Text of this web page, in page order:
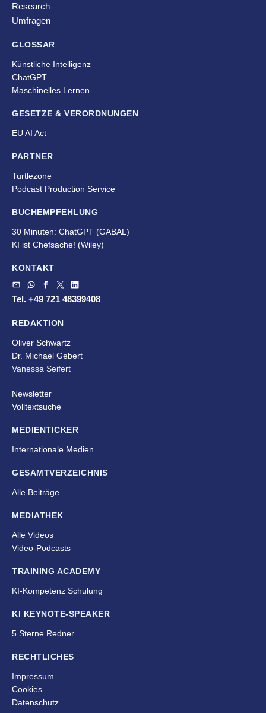
Research
Umfragen
GLOSSAR
Künstliche Intelligenz
ChatGPT
Maschinelles Lernen
GESETZE & VERORDNUNGEN
EU AI Act
PARTNER
Turtlezone
Podcast Production Service
BUCHEMPFEHLUNG
30 Minuten: ChatGPT (GABAL)
KI ist Chefsache! (Wiley)
KONTAKT
Tel. +49 721 48399408
REDAKTION
Oliver Schwartz
Dr. Michael Gebert
Vanessa Seifert
Newsletter
Volltextsuche
MEDIENTICKER
Internationale Medien
GESAMTVERZEICHNIS
Alle Beiträge
MEDIATHEK
Alle Videos
Video-Podcasts
TRAINING ACADEMY
KI-Kompetenz Schulung
KI KEYNOTE-SPEAKER
5 Sterne Redner
RECHTLICHES
Impressum
Cookies
Datenschutz